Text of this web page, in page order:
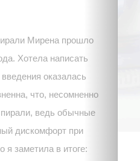
Мирена прошло
Хотела написать
оказалась
что, несомненно
ведь обычные
дискомфорт при
я заметила в итоге: